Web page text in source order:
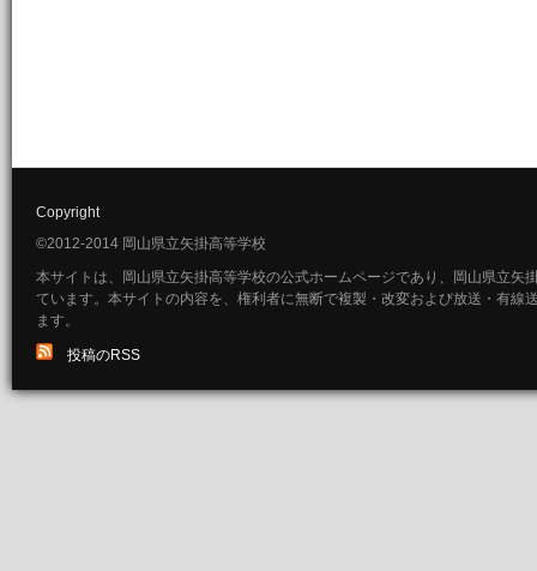
Copyright
©2012-2014 岡山県立矢掛高等学校
本サイトは、岡山県立矢掛高等学校の公式ホームページであり、岡山県立矢
ています。本サイトの内容を、権利者に無断で複製・改変および放送・有線
ます。
投稿のRSS